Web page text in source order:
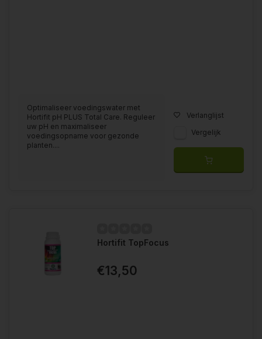
Optimaliseer voedingswater met
Hortifit pH PLUS Total Care. Reguleer
uw pH en maximaliseer
voedingsopname voor gezonde
planten....
Verlanglijst
Vergelijk
Hortifit TopFocus
€13,50